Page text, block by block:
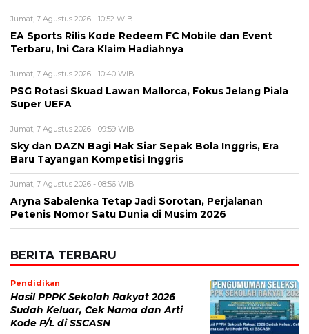
Jumat, 7 Agustus 2026 - 10:52 WIB
EA Sports Rilis Kode Redeem FC Mobile dan Event
Terbaru, Ini Cara Klaim Hadiahnya
Jumat, 7 Agustus 2026 - 10:40 WIB
PSG Rotasi Skuad Lawan Mallorca, Fokus Jelang Piala
Super UEFA
Jumat, 7 Agustus 2026 - 09:59 WIB
Sky dan DAZN Bagi Hak Siar Sepak Bola Inggris, Era
Baru Tayangan Kompetisi Inggris
Jumat, 7 Agustus 2026 - 08:56 WIB
Aryna Sabalenka Tetap Jadi Sorotan, Perjalanan
Petenis Nomor Satu Dunia di Musim 2026
BERITA TERBARU
Pendidikan
Hasil PPPK Sekolah Rakyat 2026
Sudah Keluar, Cek Nama dan Arti
Kode P/L di SSCASN